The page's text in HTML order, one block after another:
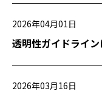
2026年04月01日
透明性ガイドライ
2026年03月16日